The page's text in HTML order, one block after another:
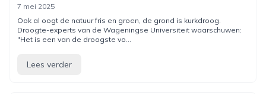
7 mei 2025
Ook al oogt de natuur fris en groen, de grond is kurkdroog.
Droogte-experts van de Wageningse Universiteit waarschuwen:
"Het is een van de droogste vo...
Lees verder